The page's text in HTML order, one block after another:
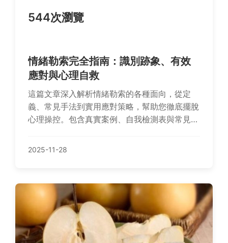
544次瀏覽
情緒勒索完全指南：識別跡象、有效
應對與心理自救
這篇文章深入解析情緒勒索的各種面向，從定
義、常見手法到實用應對策略，幫助您徹底擺脫
心理操控。包含真實案例、自我檢測表與常見問
的困境，重拾人際自主權。
2025-11-28